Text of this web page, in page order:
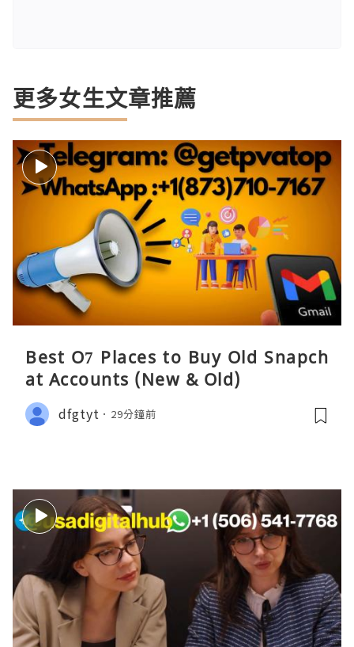
更多女生文章推薦
Best O7 Places to Buy Old Snapch
at Accounts (New & Old)
dfgtyt 29分鐘前